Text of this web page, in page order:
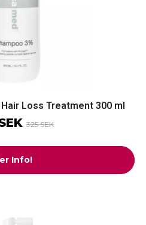
Loss Treatment 300 ml
325 SEK
Info!